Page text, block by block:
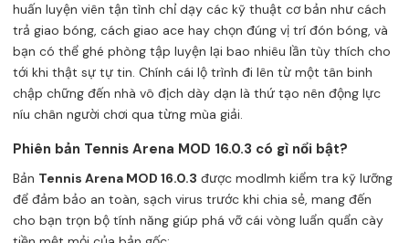
huấn luyện viên tận tình chỉ dạy các kỹ thuật cơ bản như cách
trả giao bóng, cách giao ace hay chọn đúng vị trí đón bóng, và
bạn có thể ghé phòng tập luyện lại bao nhiêu lần tùy thích cho
tới khi thật sự tự tin. Chính cái lộ trình đi lên từ một tân binh
chập chững đến nhà vô địch dày dạn là thứ tạo nên động lực
níu chân người chơi qua từng mùa giải.
Phiên bản Tennis Arena MOD 16.0.3 có gì nổi bật?
Bản Tennis Arena MOD 16.0.3 được modlmh kiểm tra kỹ lưỡng
để đảm bảo an toàn, sạch virus trước khi chia sẻ, mang đến
cho bạn trọn bộ tính năng giúp phá vỡ cái vòng luẩn quẩn cày